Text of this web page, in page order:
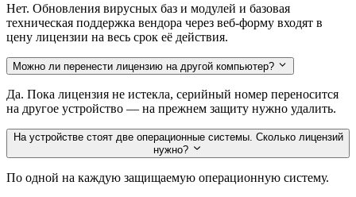
Нет. Обновления вирусных баз и модулей и базовая
техническая поддержка вендора через веб-форму входят в
цену лицензии на весь срок её действия.
Можно ли перенести лицензию на другой компьютер?
Да. Пока лицензия не истекла, серийный номер переносится
на другое устройство — на прежнем защиту нужно удалить.
На устройстве стоят две операционные системы. Сколько лицензий
нужно?
По одной на каждую защищаемую операционную систему.